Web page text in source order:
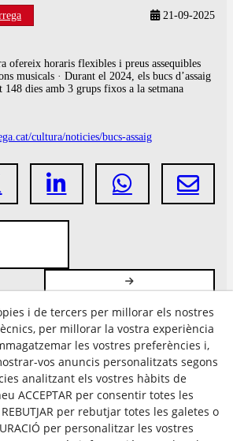
21-09-2025
ofereix horaris flexibles i preus assequibles
musicals · Durant el 2024, els bucs d’assaig
dies amb 3 grups fixos a la setmana
cultura/noticies/bucs-assaig
i de tercers per millorar els nostres
per millorar la vostra experiència
les vostres preferències i,
vos anuncis personalitzats segons
analitzant els vostres hàbits de
ACCEPTAR per consentir totes les
per rebutjar totes les galetes o
per personalitzar les vostres